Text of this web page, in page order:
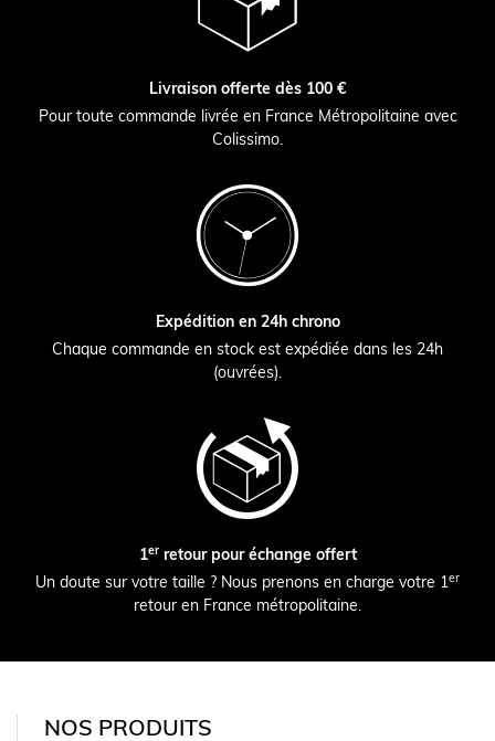
Livraison offerte dès 100 €
Pour toute commande livrée en France Métropolitaine avec
Colissimo.
Expédition en 24h chrono
Chaque commande en stock est expédiée dans les 24h
(ouvrées).
1erretour pour échange offert
Un doute sur votre taille ? Nous prenons en charge votre 1er
retour en France métropolitaine.
NOS PRODUITS